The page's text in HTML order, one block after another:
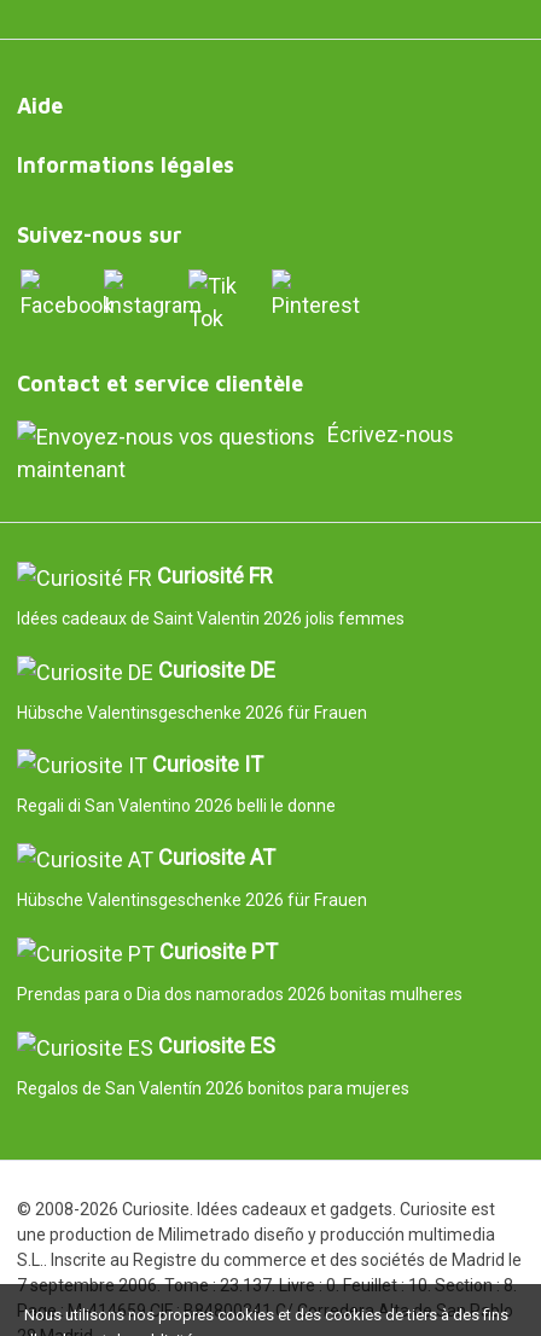
Aide
Informations légales
Suivez-nous sur
Contact et service clientèle
Écrivez-nous
maintenant
Curiosité FR
Idées cadeaux de Saint Valentin 2026 jolis femmes
Curiosite DE
Hübsche Valentinsgeschenke 2026 für Frauen
Curiosite IT
Regali di San Valentino 2026 belli le donne
Curiosite AT
Hübsche Valentinsgeschenke 2026 für Frauen
Curiosite PT
Prendas para o Dia dos namorados 2026 bonitas mulheres
Curiosite ES
Regalos de San Valentín 2026 bonitos para mujeres
© 2008-2026 Curiosite. Idées cadeaux et gadgets. Curiosite est
une production de Milimetrado diseño y producción multimedia
S.L.. Inscrite au Registre du commerce et des sociétés de Madrid le
7 septembre 2006. Tome : 23.137. Livre : 0. Feuillet : 10. Section : 8.
Page : M-414659 CIF : B84800341 C/ Corredera Alta de San Pablo
Nous utilisons nos propres cookies et des cookies de tiers à des fins